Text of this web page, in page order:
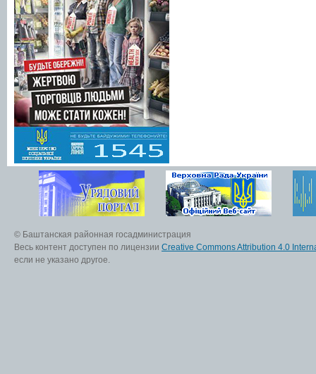
© Баштанская районная госадминистрация
Весь контент доступен по лицензии Creative Commons Attribution 4.0
если не указано другое.